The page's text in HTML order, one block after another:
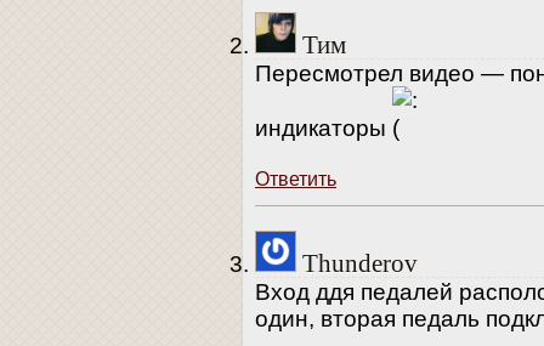
Тим
Пересмотрел видео —
индикаторы
Ответить
Thunderov
Вход ддя педалей
один, вторая педаль